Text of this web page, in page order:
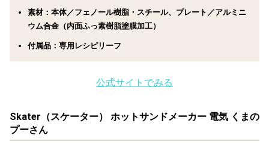
素材：本体／フェノール樹脂・スチール、プレート／アルミニ
ウム合金（内面ふっ素樹脂塗膜加工）
付属品：専用レシピリーフ
公式サイトでみる
Skater（スケーター） ホットサンドメーカー 電気 くまの
プーさん